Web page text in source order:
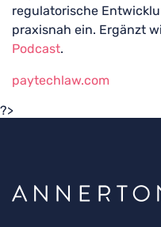
regulatorische
praxisnah ein. Ergänzt
Podcast.
paytechlaw.com
?>